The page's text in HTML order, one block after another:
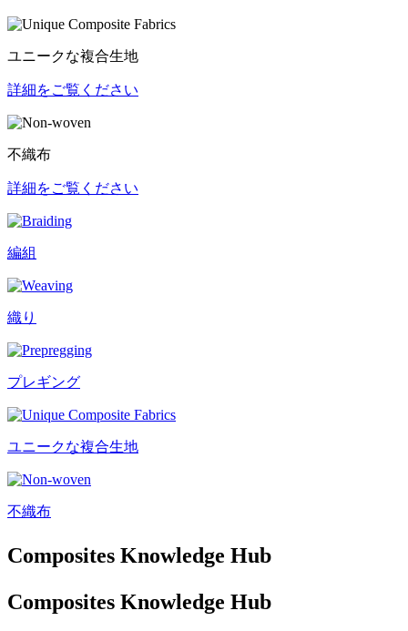
ユニークな複合生地
詳細をご覧ください
不織布
詳細をご覧ください
編組
織り
プレギング
ユニークな複合生地
不織布
Composites Knowledge Hub
Composites Knowledge Hub